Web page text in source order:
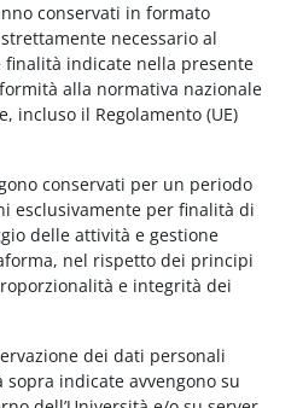
conservati in formato
necessario al
finalità indicate nella presente
alla normativa nazionale
incluso il Regolamento (UE)
conservati per un periodo
esclusivamente per finalità di
delle attività e gestione
nel rispetto dei principi
e integrità dei
dei dati personali
indicate avvengono su